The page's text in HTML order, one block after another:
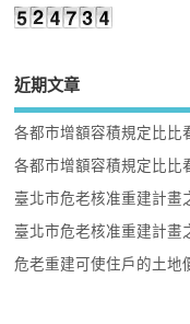
近期文章
各都市增額容積規定比比
各都市增額容積規定比比
臺北市危老核准重建計畫
臺北市危老核准重建計畫
危老重建可使住戶的土地